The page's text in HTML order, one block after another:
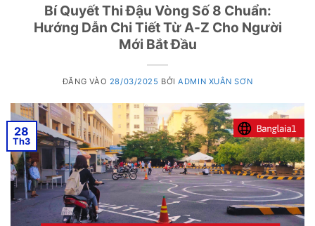
Bí Quyết Thi Đậu Vòng Số 8 Chuẩn:
Hướng Dẫn Chi Tiết Từ A-Z Cho Người
Mới Bắt Đầu
ĐĂNG VÀO 28/03/2025 BỞIADMIN XUÂN SƠN
28
Th3